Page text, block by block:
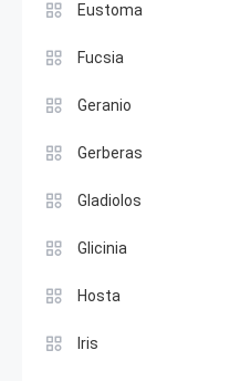
Eustoma
Fucsia
Geranio
Gerberas
Gladiolos
Glicinia
Hosta
Iris